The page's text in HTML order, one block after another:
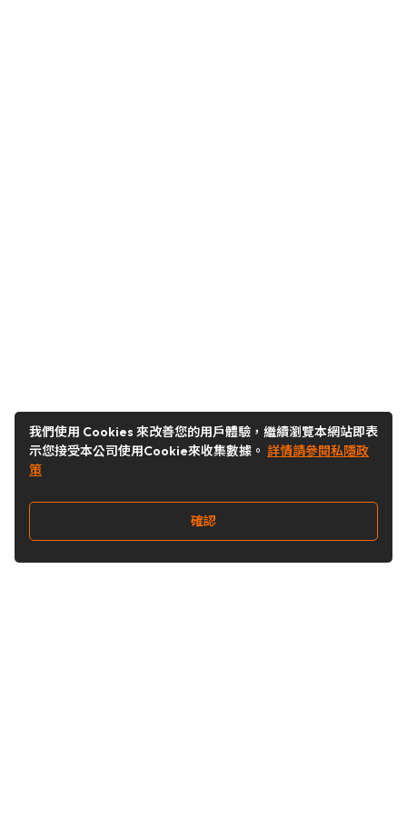
我們使用 Cookies 來改善您的用戶體驗，繼續瀏覽本網站即表
示您接受本公司使用Cookie來收集數據。 詳情請參閱私隱政
策
確認